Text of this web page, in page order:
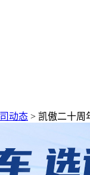
动态 > 凯傲二十周